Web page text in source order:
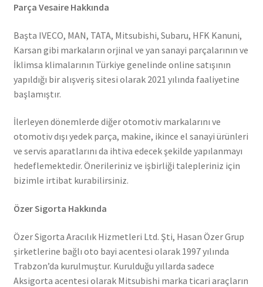
Parça Vesaire Hakkında
Başta IVECO, MAN, TATA, Mitsubishi, Subaru, HFK Kanuni,
Karsan gibi markaların orjinal ve yan sanayi parçalarının ve
İklimsa klimalarının Türkiye genelinde online satışının
yapıldığı bir alışveriş sitesi olarak 2021 yılında faaliyetine
başlamıştır.
İlerleyen dönemlerde diğer otomotiv markalarını ve
otomotiv dışı yedek parça, makine, ikince el sanayi ürünleri
ve servis aparatlarını da ihtiva edecek şekilde yapılanmayı
hedeflemektedir. Önerileriniz ve işbirliği talepleriniz için
bizimle irtibat kurabilirsiniz.
Özer Sigorta Hakkında
Özer Sigorta Aracılık Hizmetleri Ltd. Şti, Hasan Özer Grup
şirketlerine bağlı oto bayi acentesi olarak 1997 yılında
Trabzon’da kurulmuştur. Kurulduğu yıllarda sadece
Aksigorta acentesi olarak Mitsubishi marka ticari araçların